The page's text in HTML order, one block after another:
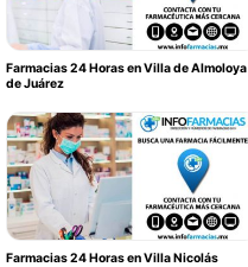
Farmacias 24 Horas en Villa de Almoloya
de Juárez
Farmacias 24 Horas en Villa Nicolás